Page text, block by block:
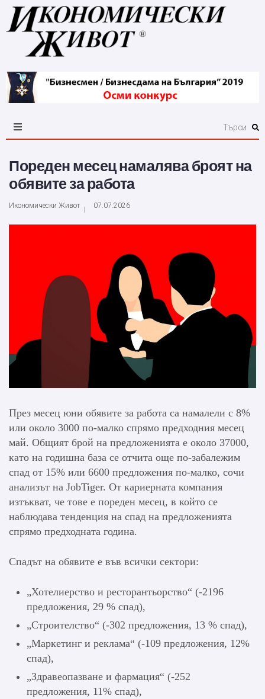
Пореден месец намалява броят на
обявите за работа
Икономически Живот 07.07.2026
През месец юни обявите за работа са намалели с 8%
или около 3000 по-малко спрямо предходния месец
май. Общият брой на предложенията е около 37000,
като на годишна база се отчита още по-забалежим
спад от 15% или 6600 предложения по-малко, сочи
анализът на JobTiger. От кариерната компания
изтъкват, че тове е пореден месец, в който се
наблюдава тенденция на спад на предложенията
спрямо предходната година.
Спадът на обявите е във всички сектори:
„Хотелиерство и ресторантьорство“ (-2196
предложения, 29 % спад),
„Строителство“ (-302 предложения, 13 % спад),
„Маркетинг и реклама“ (-109 предложения, 12%
спад),
„Здравеопазване и фармация“ (-252
предложения, 11% спад),